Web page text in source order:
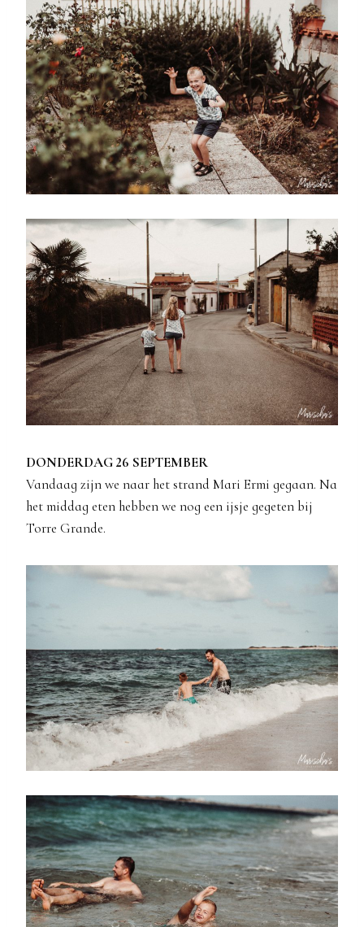
DONDERDAG 26 SEPTEMBER
Vandaag zijn we naar het strand Mari Ermi gegaan. Na
het middag eten hebben we nog een ijsje gegeten bij
Torre Grande.